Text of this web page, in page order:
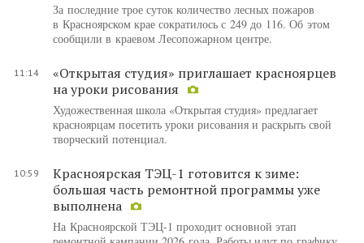
За последние трое суток количество лесных пожаров
в Красноярском крае сократилось с 249 до 116. Об этом
сообщили в краевом Лесопожарном центре.
11:14
«Открытая студия» приглашает красноярцев
на уроки рисования
Художественная школа «Открытая студия» предлагает
красноярцам посетить уроки рисования и раскрыть свой
творческий потенциал.
10:59
Красноярская ТЭЦ-1 готовится к зиме:
большая часть ремонтной программы уже
выполнена
На Красноярской ТЭЦ-1 проходит основной этап